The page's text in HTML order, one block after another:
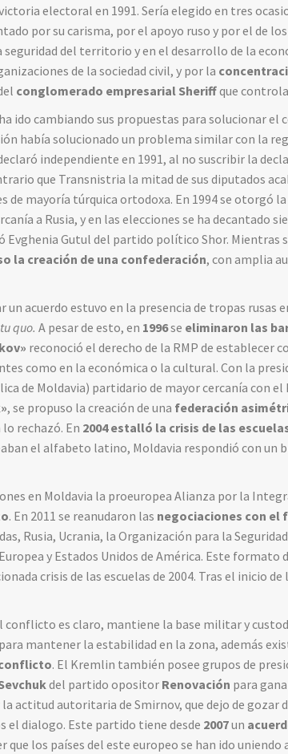
electoral en 1991. Sería elegido en tres
por su carisma, por el apoyo ruso y por el de
seguridad del territorio y en el desarrollo de la
de la sociedad civil, y por la
conglomerado empresarial Sheriffque
ido cambiando sus propuestas para solucionar
había solucionado un problema similar con la
independiente en 1991, al no suscribir la
que Transnistria la mitad de sus diputados
de mayoría túrquica ortodoxa. En 1994 se otorgó
a Rusia, y en las elecciones se ha decantado
Evghenia Gutul del partido político Shor.
la creación de una confederación, con amplia
un acuerdo estuvo en la presencia de tropas rusas
quo.A pesar de esto, en 1996se eliminaron las
» reconoció el derecho de la RMP de
como en la económica o la cultural. Con la
de Moldavia) partidario de mayor cercanía con
, se propuso la creación de una federación
rechazó. En 2004 estalló la crisis de las
el alfabeto latino, Moldavia respondió con un
en Moldavia la proeuropea Alianza por la
. En 2011 se reanudaron las negociaciones con el
Rusia, Ucrania, la Organización para la
y Estados Unidos de América. Este formato
crisis de las escuelas de 2004. Tras el inicio
conflicto es claro, mantiene la base militar y
mantener la estabilidad en la zona, además
. El Kremlin también posee grupos de
del partido opositor Renovación para
actitud autoritaria de Smirnov, que dejo de gozar
el dialogo. Este partido tiene desde 2007un
que los países del este europeo se han ido uniendo